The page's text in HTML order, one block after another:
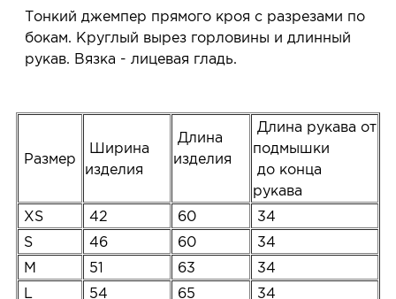
сообщим, когда изделие будет готово к примерке.
Услуга бесплатная и ни к чему не обязывает: Вы
примеряете в салоне и уже на месте решаете,
резерв действует 5 дней.
Тонкий джемпер прямого кроя с разрезами по
бокам. Круглый вырез горловины и длинный
рукав. Вязка - лицевая гладь.
Размер
Ширина
изделия
Длина
изделия
Длина рукава от
подмышки
до конца
рукава
XS
42 60
34
S
46 60
34
M
51 63
34
L
54 65 34